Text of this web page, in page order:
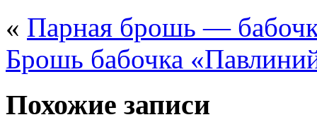
« Парная брошь —
Брошь бабочка
Похожие записи